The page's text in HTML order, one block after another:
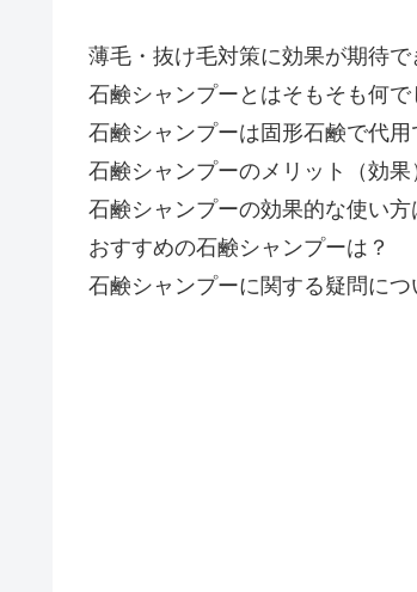
薄毛・抜け毛対策に効果が期待
石鹸シャンプーとはそもそも何で
石鹸シャンプーは固形石鹸で代用
石鹸シャンプーのメリット（効
石鹸シャンプーの効果的な使い方
おすすめの石鹸シャンプーは？
石鹸シャンプーに関する疑問につ